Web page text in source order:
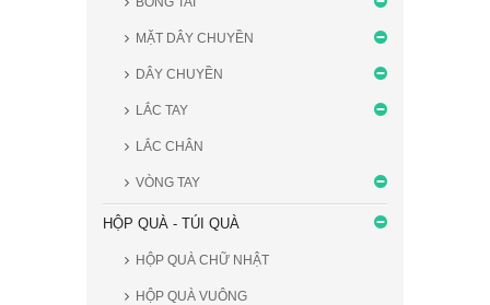
MẶT DÂY CHUYỀN
DÂY CHUYỀN
LẮC TAY
LẮC CHÂN
VÒNG TAY
HỘP QUÀ - TÚI QUÀ
HỘP QUÀ CHỮ NHẬT
HỘP QUÀ VUÔNG